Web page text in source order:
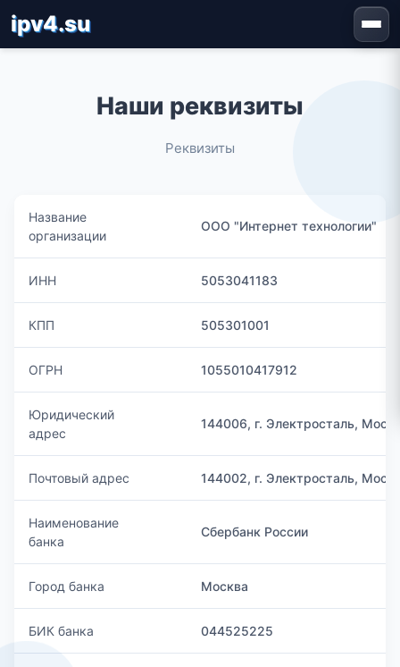
ipv4.su
Наши реквизиты
Реквизиты
Название
организации
ООО "Интернет технологии"
ИНН 5053041183
КПП 505301001
ОГРН 1055010417912
Юридический
адрес
144006, г. Электросталь,
Почтовый адрес 144002, г. Электросталь,
Наименование
банка
Сбербанк России
Город банка Москва
БИК банка 044525225